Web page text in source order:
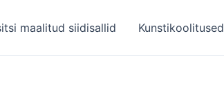
maalitud siidisallid Kunstikoolitused